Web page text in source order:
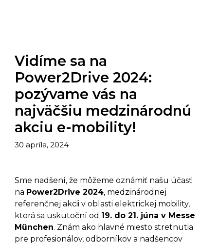
Vidíme sa na
Power2Drive 2024:
pozývame vás na
najväčšiu medzinárodnú
akciu e-mobility!
30 apríla, 2024
Sme nadšení, že môžeme oznámiť našu účasť
na Power2Drive 2024, medzinárodnej
referenčnej akcii v oblasti elektrickej mobility,
ktorá sa uskutoční od 19. do 21. júna v Messe
München. Znám ako hlavné miesto stretnutia
pre profesionálov, odborníkov a nadšencov